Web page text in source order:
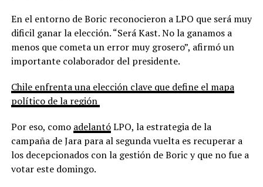
En el entorno de Boric reconocieron a LPO que será muy
dificil ganar la elección. “Será Kast. No la ganamos a
menos que cometa un error muy grosero”, afirmó un
importante colaborador del presidente.
Chile enfrenta una elección clave que define el mapa
político de la región
Por eso, como adelantóLPO, la estrategia de la
campaña de Jara para al segunda vuelta es recuperar a
los decepcionados con la gestión de Boric y que no fue a
votar este domingo.